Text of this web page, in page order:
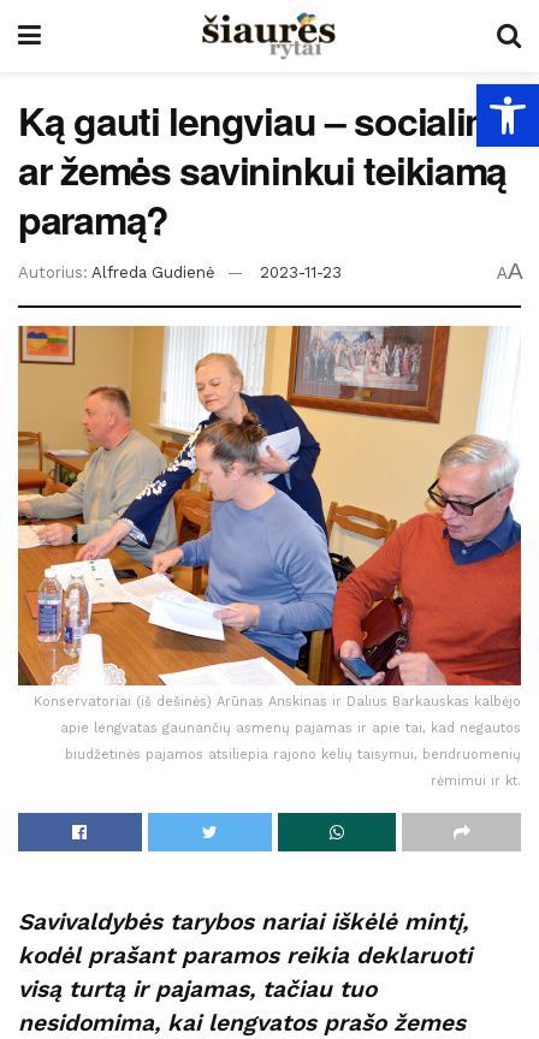
Ką gauti lengviau – socialinę
ar žemės savininkui teikiamą
paramą?
Autorius: Alfreda Gudienė 2023-11-23 AA
Konservatoriai (iš dešinės) Arūnas Anskinas ir Dalius Barkauskas kalbėjo
apie lengvatas gaunančių asmenų pajamas ir apie tai, kad negautos
biudžetinės pajamos atsiliepia rajono kelių taisymui, bendruomenių
rėmimui ir kt.
Savivaldybės tarybos nariai iškėlė mintį,
kodėl prašant paramos reikia deklaruoti
visą turtą ir pajamas, tačiau tuo
nesidomima, kai lengvatos prašo žemes